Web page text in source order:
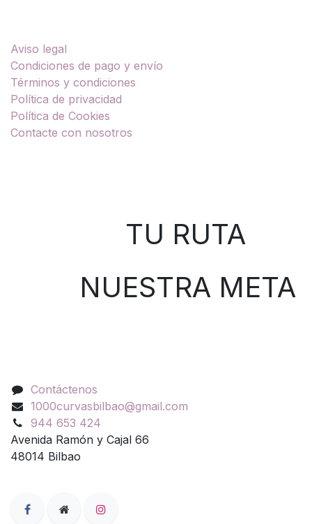
Aviso legal
Condiciones de pago y envío
Términos y condiciones
Política de privacidad
Política de Cookies
Contacte con nosotros
TU RUTA
NUESTRA META
Contáctenos
1000curvasbilbao@gmail.com
944 653 424
Avenida Ramón y Cajal 66
48014 Bilbao